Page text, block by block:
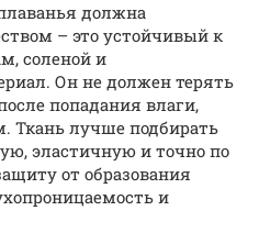
должна
– это устойчивый к
соленой и
Он не должен терять
попадания влаги,
Ткань лучше подбирать
эластичную и точно по
от образования
и